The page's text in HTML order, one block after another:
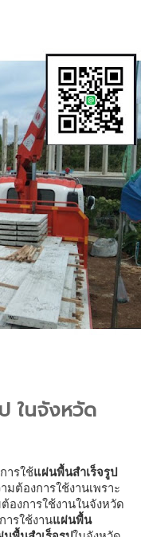
ในจังหวัด
ารใช้แผ่นพื้นสำเร็จรูป
ต้องการใช้งานเพราะ
งการใช้งานในจังหวัด
ารใช้งานแผ่นพื้น